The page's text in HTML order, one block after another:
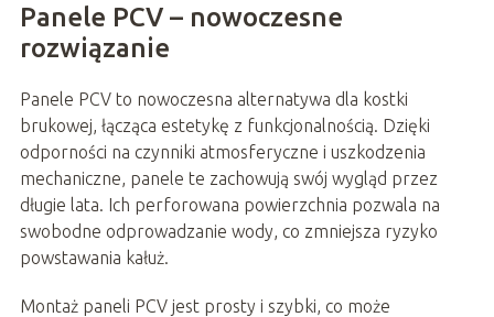
Panele PCV – nowoczesne
rozwiązanie
Panele PCV to nowoczesna alternatywa dla kostki
brukowej, łącząca estetykę z funkcjonalnością. Dzięki
odporności na czynniki atmosferyczne i uszkodzenia
mechaniczne, panele te zachowują swój wygląd przez
długie lata. Ich perforowana powierzchnia pozwala na
swobodne odprowadzanie wody, co zmniejsza ryzyko
powstawania kałuż.
Montaż paneli PCV jest prosty i szybki, co może